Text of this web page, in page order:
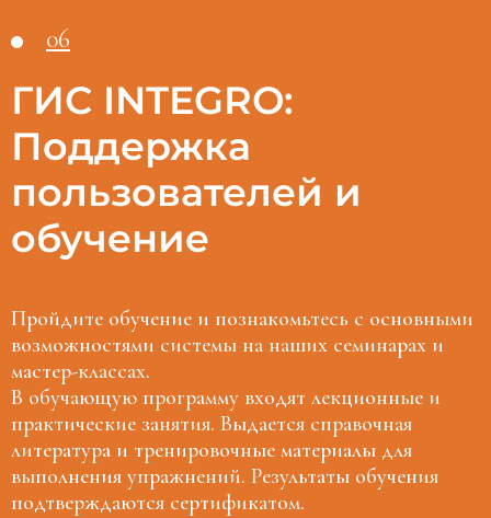
06
ГИС INTEGRO:
Поддержка
пользователей и
обучение
Пройдите обучение и познакомьтесь с основными
возможностями системы на наших семинарах и
мастер-классах.
В обучающую программу входят лекционные и
практические занятия. Выдается справочная
литература и тренировочные материалы для
выполнения упражнений. Результаты обучения
подтверждаются сертификатом.